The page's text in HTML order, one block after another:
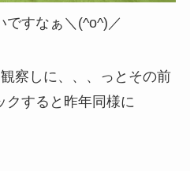
ですなぁ＼(^o^)／
察しに、、、っとその前
クすると昨年同様に